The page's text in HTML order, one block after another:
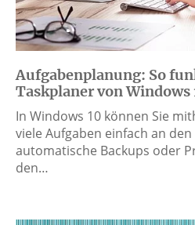
Aufgabenplanung: So
Taskplaner von Windows
In Windows 10 können Sie
viele Aufgaben einfach an den
automatische Backups oder
den…